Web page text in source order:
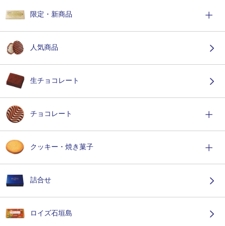
限定・新商品
人気商品
生チョコレート
チョコレート
クッキー・焼き菓子
詰合せ
ロイズ石垣島